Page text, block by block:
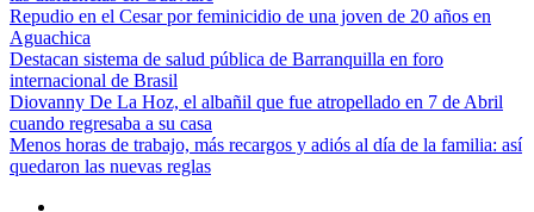
Repudio en el Cesar por feminicidio de una joven de 20 años en
Aguachica
Destacan sistema de salud pública de Barranquilla en foro
internacional de Brasil
Diovanny De La Hoz, el albañil que fue atropellado en 7 de Abril
cuando regresaba a su casa
Menos horas de trabajo, más recargos y adiós al día de la familia: así
quedaron las nuevas reglas